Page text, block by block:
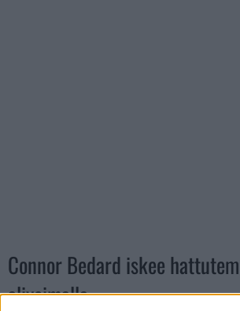
Connor Bedard iskee
alivoimalla